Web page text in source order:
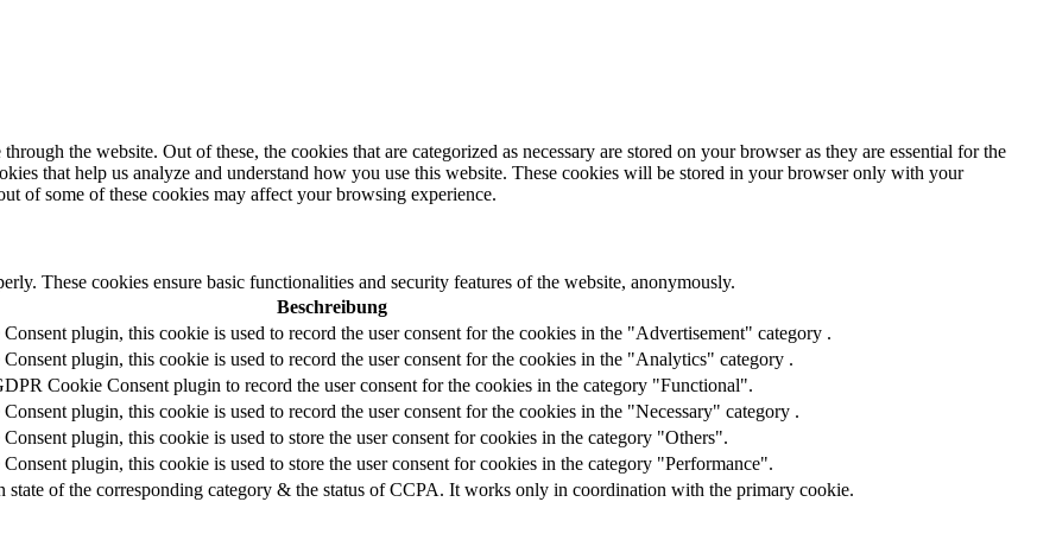
the website. Out of these, the cookies that are categorized as necessary are stored on your browser as they are essential for the
that help us analyze and understand how you use this website. These cookies will be stored in your browser only with your
of some of these cookies may affect your browsing experience.
These cookies ensure basic functionalities and security features of the website, anonymously.
Beschreibung
plugin, this cookie is used to record the user consent for the cookies in the "Advertisement" category .
plugin, this cookie is used to record the user consent for the cookies in the "Analytics" category .
Cookie Consent plugin to record the user consent for the cookies in the category "Functional".
plugin, this cookie is used to record the user consent for the cookies in the "Necessary" category .
plugin, this cookie is used to store the user consent for cookies in the category "Others".
plugin, this cookie is used to store the user consent for cookies in the category "Performance".
state of the corresponding category & the status of CCPA. It works only in coordination with the primary cookie.